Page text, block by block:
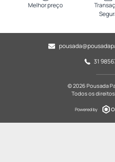
Melhor preço
31
© 2026 Pousada
Todos os
Powered by